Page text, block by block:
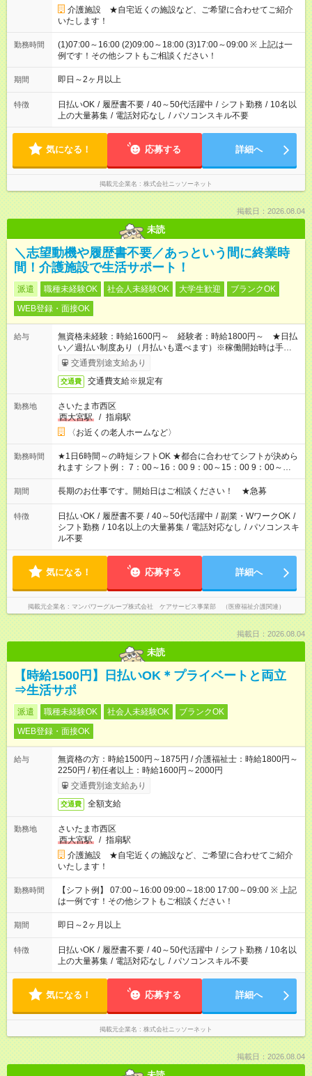
介護施設 ★自宅近くの施設など、ご希望に合わせてご紹介
いたします！
勤務時間
(1)07:00～16:00 (2)09:00～18:00 (3)17:00～09:00 ※ 上記は一
例です！その他シフトもご相談ください！
期間 即日～2ヶ月以上
特徴 日払いOK / 履歴書不要 / 40～50代活躍中 / シフト勤務 / 10名以
上の大量募集 / 電話対応なし / パソコンスキル不要
気になる！ 応募する 詳細へ
掲載元企業名 株式会社ニッソーネット
掲載日：2026.08.04
未読
＼志望動機や履歴書不要／あっという間に終業時
間！介護施設で生活サポート！
派遣 職種未経験OK 社会人未経験OK 大学生歓迎
ブランクOK
WEB登録・面接OK
給与
無資格未経験：時給1600円～ 経験者：時給1800円～ ★日払
い／週払い制度あり（月払いも選べます）※稼働開始時は手続き
完了次第のお支払いとなります。
交通費別途支給あり
交通費 交通費支給※規定有
勤務地
さいたま市西区
西大宮駅
/ 指扇駅
〈お近くの老人ホームなど〉
勤務時間
★1日6時間～の時短シフトOK ★都合に合わせてシフトが決めら
れます シフト例： 7：00～16：00 9：00～15：00 9：00～
18：00 11：00～20：00 など ※Wワークの場合、他のお仕事と
合わせ週40時間超の就業はご案内できません ※法令に基づき、
派遣法（日雇い派遣の原則禁止）により、短時間・短期間の就
業はご案内が難しい場合があります
期間 長期のお仕事です。開始日はご相談ください！ ★急募
特徴 日払いOK / 履歴書不要 / 40～50代活躍中 / 副業・WワークOK /
シフト勤務 / 10名以上の大量募集 / 電話対応なし / パソコンスキ
ル不要
気になる！ 応募する 詳細へ
掲載元企業名 マンパワーグループ株式会社 ケアサービス事業部 （医療福祉介護関連）
掲載日：2026.08.04
未読
【時給1500円】日払いOK＊プライベートと両立
⇒生活サポ
派遣 職種未経験OK 社会人未経験OK
ブランクOK
WEB登録・面接OK
給与
無資格の方：時給1500円～1875円 / 介護福祉士：時給1800円～
2250円 / 初任者以上：時給1600円～2000円
交通費別途支給あり
交通費 全額支給
勤務地
さいたま市西区
西大宮駅
/ 指扇駅
介護施設 ★自宅近くの施設など、ご希望に合わせてご紹介
いたします！
勤務時間
【シフト例】 07:00～16:00 09:00～18:00 17:00～09:00 ※ 上記
は一例です！その他シフトもご相談ください！
期間 即日～2ヶ月以上
特徴 日払いOK / 履歴書不要 / 40～50代活躍中 / シフト勤務 / 10名以
上の大量募集 / 電話対応なし / パソコンスキル不要
気になる！ 応募する 詳細へ
掲載元企業名 株式会社ニッソーネット
掲載日：2026.08.04